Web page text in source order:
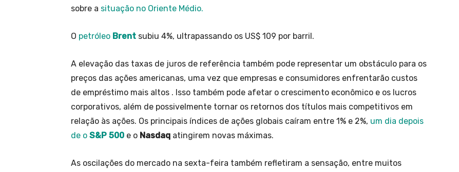
sobre a situação no Oriente Médio.
O petróleo Brent subiu 4%, ultrapassando os US$ 109 por barril.
A elevação das taxas de juros de referência também pode representar um obstáculo para os
preços das ações americanas, uma vez que empresas e consumidores enfrentarão custos
de empréstimo mais altos . Isso também pode afetar o crescimento econômico e os lucros
corporativos, além de possivelmente tornar os retornos dos títulos mais competitivos em
relação às ações. Os principais índices de ações globais caíram entre 1% e 2%, um dia depois
de o S&P 500 e o Nasdaq atingirem novas máximas.
As oscilações do mercado na sexta-feira também refletiram a sensação, entre muitos